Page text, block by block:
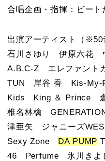
合唱企画・指揮：ビート
出演アーティスト（
石川さゆり 伊原六花
A.B.C-Z エレファント
TUN 岸谷 香 Kis-My-
Kids King ＆ Prince
椎名林檎
津亜矢 ジャニーズ
Sexy Zone DA PUMP
46 Perfume 氷川きよ